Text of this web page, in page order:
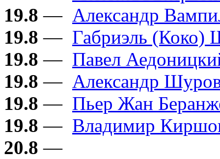
19.8 — Александр
19.8 — Габриэль (Коко)
19.8 — Павел
19.8 — Александр
19.8 — Пьер Жан
19.8 — Владимир
20.8 —